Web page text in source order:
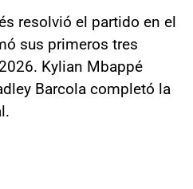
resolvió el partido en el
sus primeros tres
Kylian Mbappé
Barcola completó la